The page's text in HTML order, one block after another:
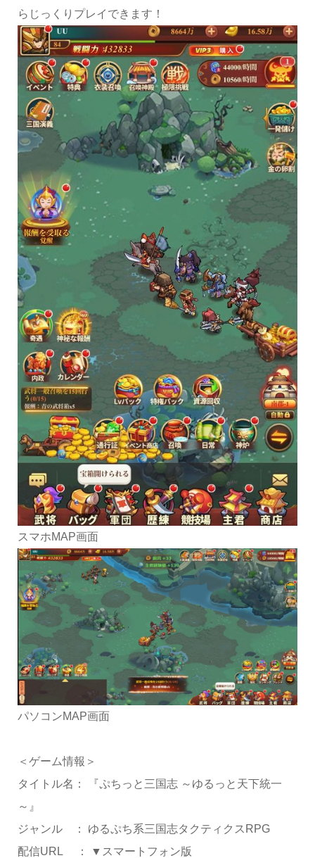
らじっくりプレイできます！
スマホMAP画面
パソコンMAP画面
＜ゲーム情報＞
タイトル名： 『ぷちっと三国志 ～ゆるっと天下統一
～』
ジャンル ： ゆるぷち系三国志タクティクスRPG
配信URL ： ▼スマートフォン版